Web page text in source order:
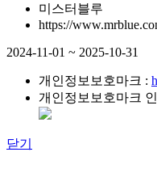
미스터블루
https://
2024-11-01 ~ 2025-10-31
개인정보보호마크 :
개인정보보호마크
닫기